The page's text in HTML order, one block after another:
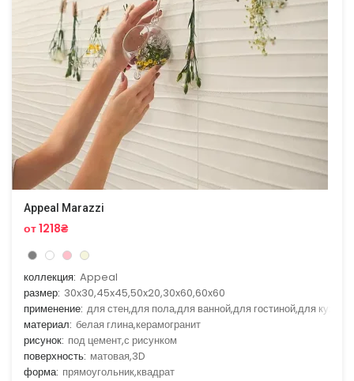
Appeal Marazzi
от 1218₴
коллекция: Appeal
размер: 30x30,45x45,50x20,30x60,60x60
применение: для стен,для пола,для ванной,для гостиной,для кухни
материал: белая глина,керамогранит
рисунок: под цемент,с рисунком
поверхность: матовая,3D
форма: прямоугольник,квадрат